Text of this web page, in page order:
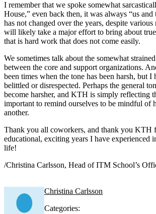
I remember that we spoke somewhat
House,” even back then, it was always “us
has not changed over the years, despite
will likely take a major effort to bring about
that is hard work that does not come easily.
We sometimes talk about the somewhat
between the core and support organizations.
been times when the tone has been harsh, but I
belittled or disrespected. Perhaps the general
become harsher, and KTH is simply reflecting
important to remind ourselves to be mindful of
another.
Thank you all coworkers, and thank you KTH
educational, exciting years I have experienced
life!
/Christina Carlsson, Head of ITM School’s
Christina Carlsson
Categories: